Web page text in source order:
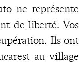
ne représente
de liberté. Vos
Ils ont
au village